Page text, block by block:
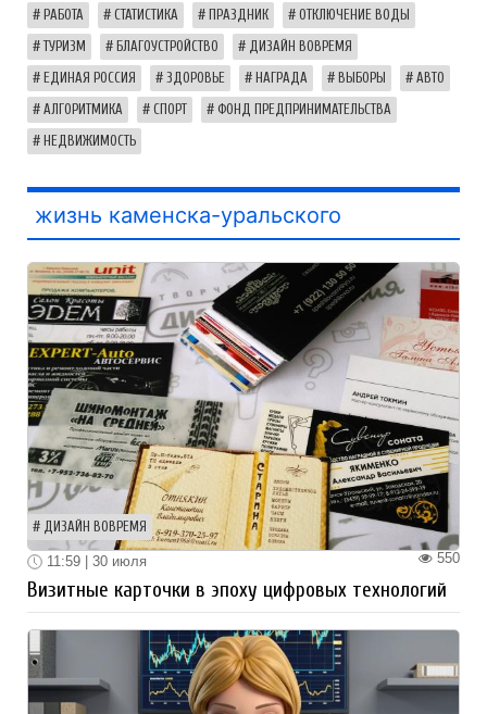
РАБОТА СТАТИСТИКА ПРАЗДНИК ОТКЛЮЧЕНИЕ ВОДЫ
ТУРИЗМ БЛАГОУСТРОЙСТВО ДИЗАЙН ВОВРЕМЯ
ЕДИНАЯ РОССИЯ ЗДОРОВЬЕ НАГРАДА ВЫБОРЫ АВТО
АЛГОРИТМИКА СПОРТ ФОНД ПРЕДПРИНИМАТЕЛЬСТВА
НЕДВИЖИМОСТЬ
жизнь каменска-уральского
ДИЗАЙН ВОВРЕМЯ
550
11:59 | 30 июля
Визитные карточки в эпоху цифровых технологий